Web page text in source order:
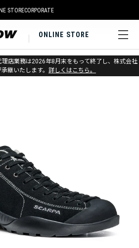
STORECORPORATE
ONLINE STORE
店業務は2026年8月末をもって終了し、株式会社
継いたします。 詳しくはこちら。
山靴・シューズ